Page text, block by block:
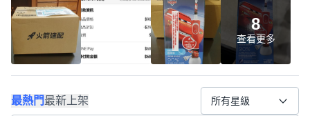
8
查看更多
最熱門最新上架 所有星級